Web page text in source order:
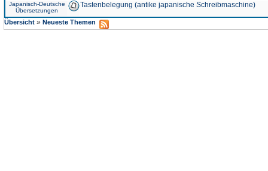
Japanisch-Deutsche
Übersetzungen
Tastenbelegung (antike japanische Schreibmaschine)
Übersicht » Neueste Themen